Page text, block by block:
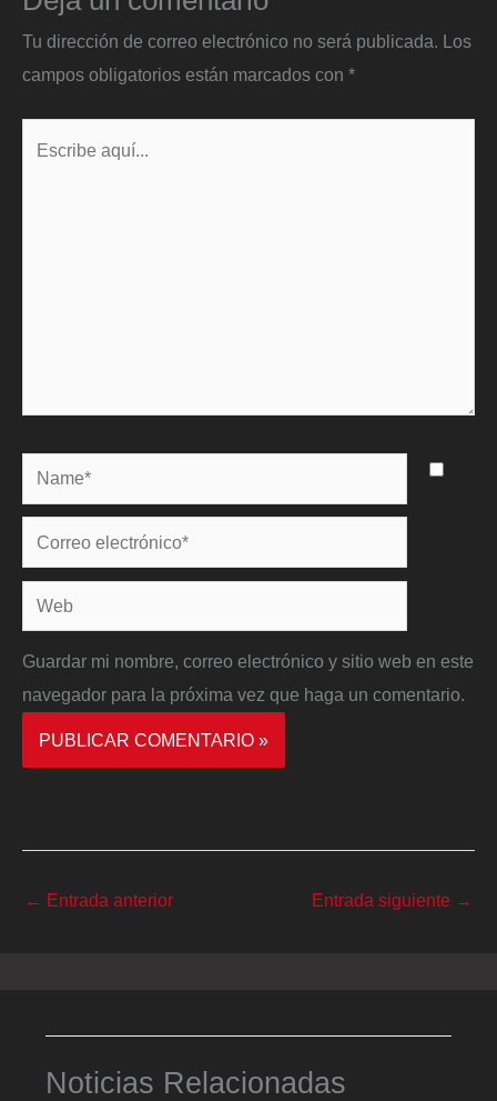
Tu dirección de correo electrónico no será publicada.
Los
campos obligatorios están marcados con *
Name*
Correo
electrónico*
Web
Guardar mi nombre, correo electrónico y sitio web en este
navegador para la próxima vez que haga un comentario.
← Entrada anterior Entrada siguiente →
Noticias Relacionadas